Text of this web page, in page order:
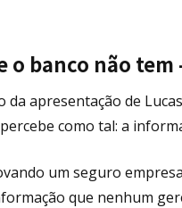
o banco não
da apresentação de
como tal: a
um seguro
que nenhum